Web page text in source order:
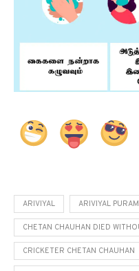
ARIVIYAL ARIVIYAL PURAM
CHETAN CHAUHAN DIED
CRICKETER CHETAN CHAUHAN